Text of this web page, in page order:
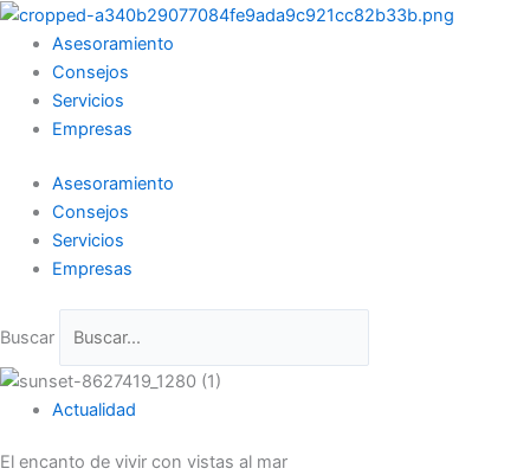
Ir
contenido
Asesoramiento
Consejos
Servicios
Empresas
Asesoramiento
Consejos
Servicios
Empresas
Buscar
Actualidad
El encanto de vivir con vistas al mar